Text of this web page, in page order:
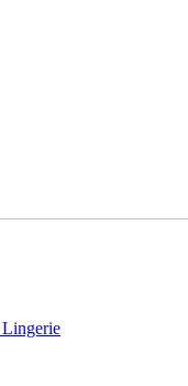
Lingerie